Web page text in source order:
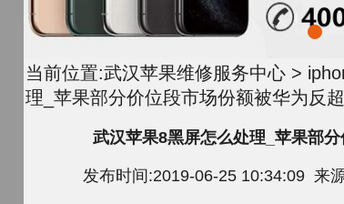
当前位置:武汉苹果维修服务中心 >
理_苹果部分价位段市场份额被华为反超
武汉苹果8黑屏怎么处理_苹果部
发布时间:2019-06-25 10:34:09 来